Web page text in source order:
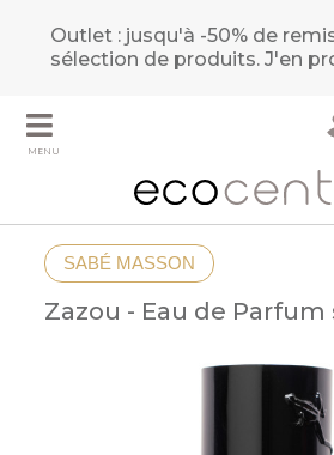
Outlet : jusqu'à -50% de
sélection de produits.J'en
MENU
SABÉ MASSON
Zazou - Eau de Parfum